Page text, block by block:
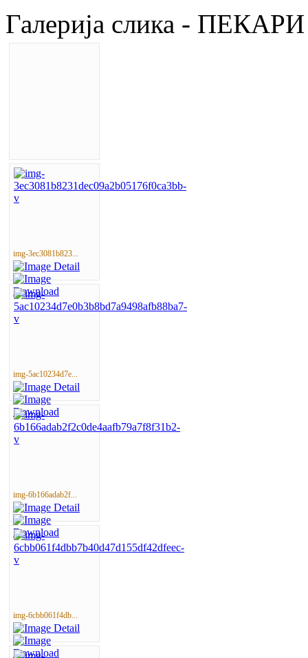
Галерија слика - ПЕКАРИ
img-3ec3081b823...
img-5ac10234d7e...
img-6b166adab2f...
img-6cbb061f4db...